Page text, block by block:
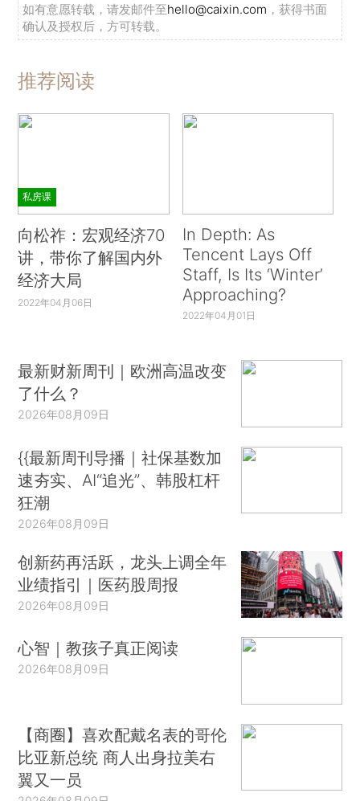
如有意愿转载，请发邮件至hello@caixin.com ，获得书面
确认及授权后，方可转载。
推荐阅读
私房课
向松祚：宏观经济70
讲，带你了解国内外
经济大局
2022年04月06日
In Depth: As
Tencent Lays Off
Staff, Is Its ‘Winter’
Approaching?
2022年04月01日
最新财新周刊｜欧洲高温改变
了什么？
2026年08月09日
{{最新周刊导播｜社保基数加
速夯实、AI“追光”、韩股杠杆
狂潮
2026年08月09日
创新药再活跃，龙头上调全年
业绩指引｜医药股周报
2026年08月09日
心智｜教孩子真正阅读
2026年08月09日
【商圈】喜欢配戴名表的哥伦
比亚新总统 商人出身拉美右
翼又一员